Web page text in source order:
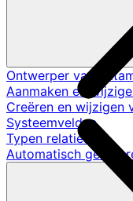
Ontwerper van
Aanmaken en
Creëren en wijzigen
Systeemvelden
Typen relaties
Automatisch